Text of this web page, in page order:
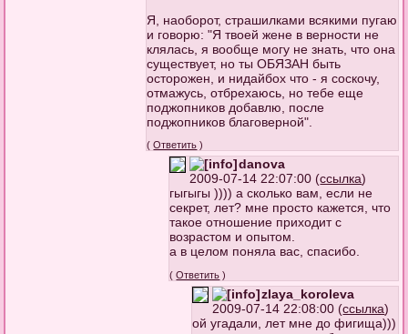
Я, наоборот, страшилками всякими пугаю
и говорю: "Я твоей жене в верности не
клялась, я вообще могу не знать, что она
существует, но ты ОБЯЗАН быть
осторожен, и нидайбох что - я соскочу,
отмажусь, отбрехаюсь, но тебе еще
поджопников добавлю, после
поджопников благоверной".
(Ответить )
danova
2009-07-14 22:07:00 (ссылка)
гыгыгы )))) а сколько вам, если не
секрет, лет? мне просто кажется, что
такое отношение приходит с
возрастом и опытом.
а в целом поняла вас, спасибо.
(Ответить )
zlaya_koroleva
2009-07-14 22:08:00 (ссылка)
ой угадали, лет мне до фигища)))